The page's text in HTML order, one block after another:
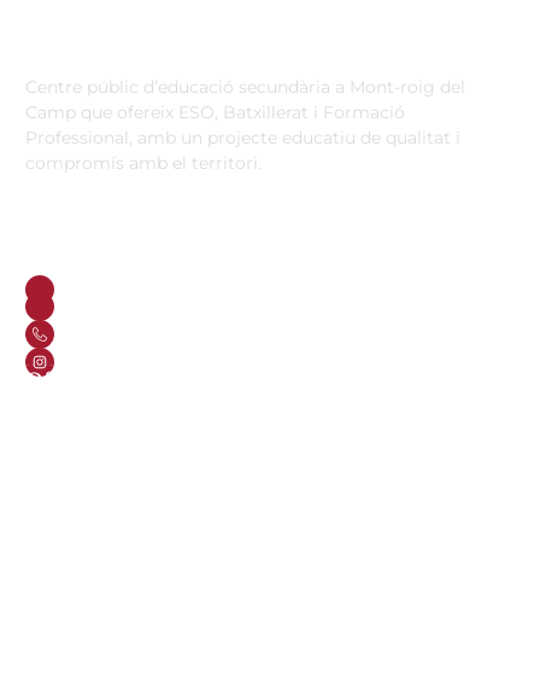
Centre públic d’educació secundària a Mont-roig del
Camp que ofereix ESO, Batxillerat i Formació
Professional, amb un projecte educatiu de qualitat i
compromís amb el territori.
Oferta formativa